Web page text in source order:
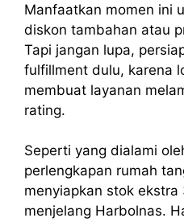
Manfaatkan momen ini
diskon tambahan atau
Tapi jangan lupa,
fulfillment dulu, karena
membuat layanan
rating.
Seperti yang dialami
perlengkapan rumah
menyiapkan stok
menjelang Harbolnas.